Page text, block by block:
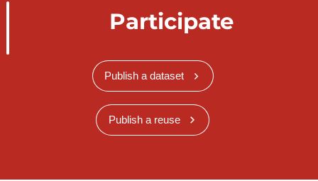
Participate
Publish a dataset
Publish a reuse